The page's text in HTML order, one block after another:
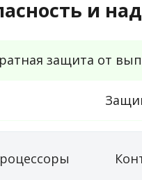
и
защита от